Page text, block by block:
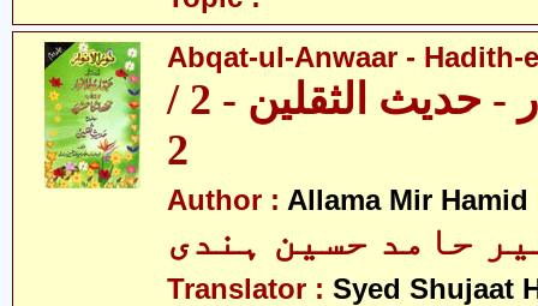
Abqat-ul-Anwaar - Hadith-
عبقات الانوار - حدیث الثقلین - 2 /
2
Author : Allama Mir
حامد حسین ہندی
Translator : Syed Shujaat